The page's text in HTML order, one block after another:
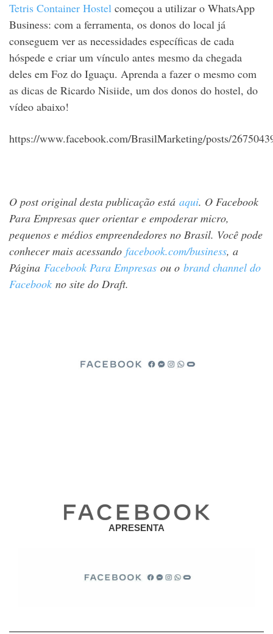
Tetris Container Hostel começou a utilizar o WhatsApp
Business: com a ferramenta, os donos do local já
conseguem ver as necessidades específicas de cada
hóspede e criar um vínculo antes mesmo da chegada
deles em Foz do Iguaçu. Aprenda a fazer o mesmo com
as dicas de Ricardo Nisiide, um dos donos do hostel, do
vídeo abaixo!
https://www.facebook.com/BrasilMarketing/posts/
O post original desta publicação está aqui. O Facebook
Para Empresas quer orientar e empoderar micro,
pequenos e médios empreendedores no Brasil. Você pode
conhecer mais acessando facebook.com/business, a
Página Facebook Para Empresas ou o brand channel do
Facebook no site do Draft.
APRESENTA